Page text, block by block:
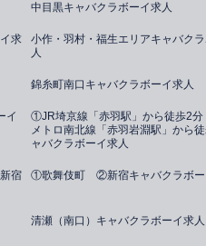
中目黒キャバクラボーイ求人
求
小作・羽村・福生エリアキャバク
人
錦糸町南口キャバクラボーイ求人
イ
①JR埼京線「赤羽駅」から徒歩2
メトロ南北線「赤羽岩淵駅」から
ャバクラボーイ求人
宿 ①歌舞伎町 ②新宿キャバクラボー
清瀬（南口）キャバクラボーイ求人